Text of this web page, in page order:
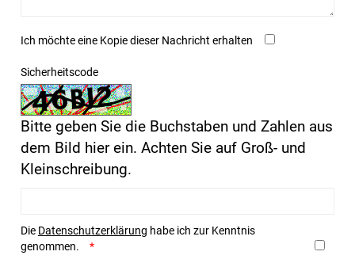
Ich möchte eine Kopie dieser Nachricht erhalten
Sicherheitscode
Bitte geben Sie die Buchstaben und Zahlen aus
dem Bild hier ein. Achten Sie auf Groß- und
Kleinschreibung.
Die Datenschutzerklärung habe ich zur Kenntnis
genommen.